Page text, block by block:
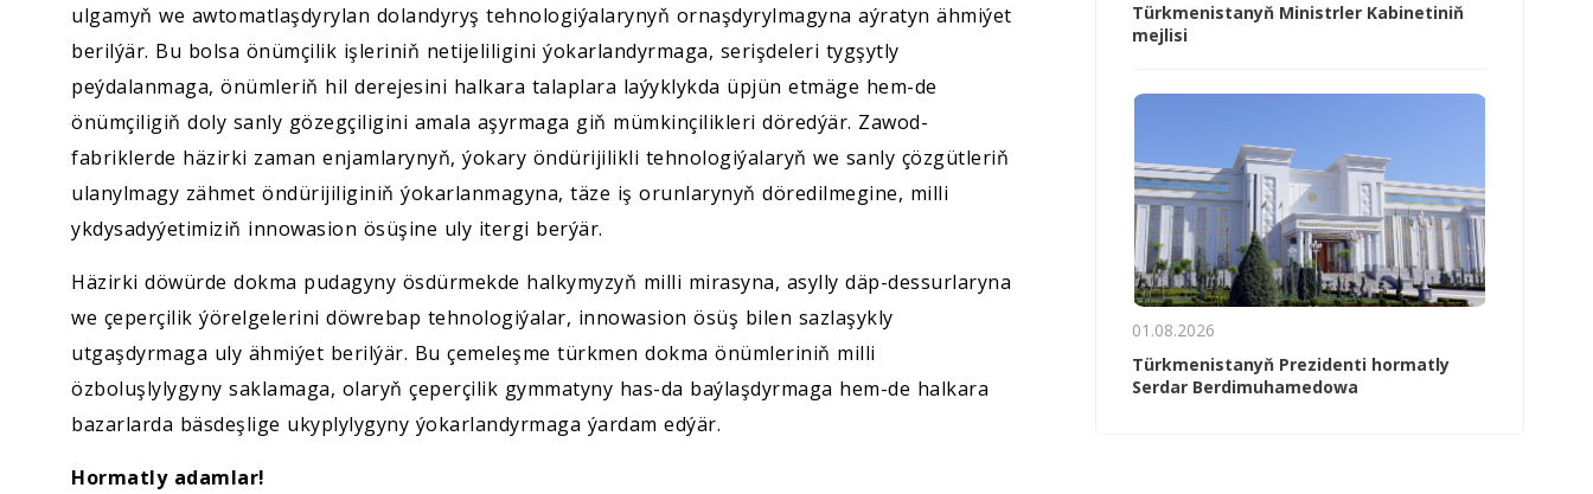
ulgamyň we awtomatlaşdyrylan dolandyryş tehnologiýalarynyň ornaşdyrylmagyna aýratyn ähmiýet
berilýär. Bu bolsa önümçilik işleriniň netijeliligini ýokarlandyrmaga, serişdeleri tygşytly
peýdalanmaga, önümleriň hil derejesini halkara talaplara laýyklykda üpjün etmäge hem-de
önümçiligiň doly sanly gözegçiligini amala aşyrmaga giň mümkinçilikleri döredýär. Zawod-
fabriklerde häzirki zaman enjamlarynyň, ýokary öndürijilikli tehnologiýalaryň we sanly çözgütleriň
ulanylmagy zähmet öndürijiliginiň ýokarlanmagyna, täze iş orunlarynyň döredilmegine, milli
ykdysadyýetimiziň innowasion ösüşine uly itergi berýär.
Häzirki döwürde dokma pudagyny ösdürmekde halkymyzyň milli mirasyna, asylly däp-dessurlaryna
we çeperçilik ýörelgelerini döwrebap tehnologiýalar, innowasion ösüş bilen sazlaşykly
utgaşdyrmaga uly ähmiýet berilýär. Bu çemeleşme türkmen dokma önümleriniň milli
özboluşlylygyny saklamaga, olaryň çeperçilik gymmatyny has-da baýlaşdyrmaga hem-de halkara
bazarlarda bäsdeşlige ukyplylygyny ýokarlandyrmaga ýardam edýär.
Hormatly adamlar!
Türkmenistanyň Ministrler Kabinetiniň
mejlisi
01.08.2026
Türkmenistanyň Prezidenti hormatly
Serdar Berdimuhamedowa